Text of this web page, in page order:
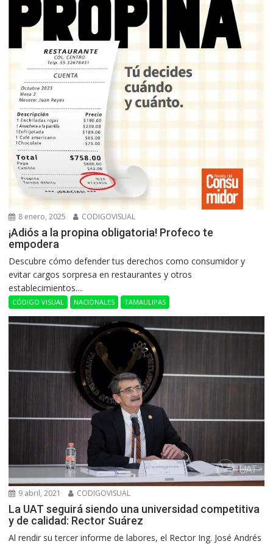
8 enero, 2025 CODIGOVISUAL
¡Adiós a la propina obligatoria! Profeco te
empodera
Descubre cómo defender tus derechos como consumidor y
evitar cargos sorpresa en restaurantes y otros
establecimientos....
CÓDIGO VISUAL NACIONALES TAMAULIPAS
9 abril, 2021 CODIGOVISUAL
La UAT seguirá siendo una universidad competitiva
y de calidad: Rector Suárez
Al rendir su tercer informe de labores, el Rector Ing. José Andrés